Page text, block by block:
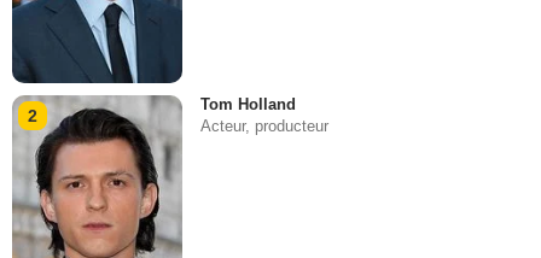
2
Tom Holland
Acteur, producteur